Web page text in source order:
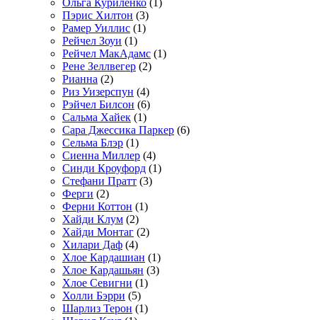
Ольга Куриленко (1)
Пэрис Хилтон (3)
Рамер Уиллис (1)
Рейчел Зоуи (1)
Рейчел МакАдамс (1)
Рене Зеллвегер (2)
Рианна (2)
Риз Уизерспун (4)
Рэйчел Билсон (6)
Сальма Хайек (1)
Сара Джессика Паркер (6)
Сельма Блэр (1)
Сиенна Миллер (4)
Синди Кроуфорд (1)
Стефани Пратт (3)
Ферги (2)
Ферни Коттон (1)
Хайди Клум (2)
Хайди Монтаг (2)
Хилари Даф (4)
Хлое Кардашиан (1)
Хлое Кардашьян (3)
Хлое Севигни (1)
Холли Бэрри (5)
Шарлиз Терон (1)